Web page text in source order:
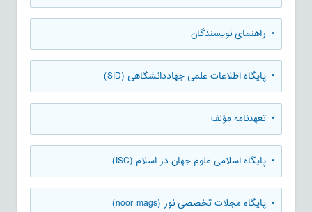
• راهنمای نویسندگان
• پایگاه اطلاعات علمی جهاددانشگاهی (SID)
• تعهدنامه مؤلف
• پایگاه اسلامی علوم جهان در اسلام (ISC)
• پایگاه مجلات تخصصی نور (noor mags)